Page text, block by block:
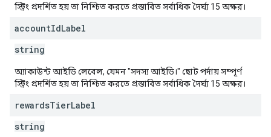
স্ট্রিং প্রদর্শিত হয় তা নিশ্চিত করতে প্রস্তাবিত সর্বাধিক দৈর্ঘ্য 15 অক্ষর।
accountIdLabel
string
অ্যাকাউন্ট আইডি লেবেল, যেমন "সদস্য আইডি।" ছোট পর্দায় সম্পূর্ণ
স্ট্রিং প্রদর্শিত হয় তা নিশ্চিত করতে প্রস্তাবিত সর্বাধিক দৈর্ঘ্য 15 অক্ষর।
rewardsTierLabel
string